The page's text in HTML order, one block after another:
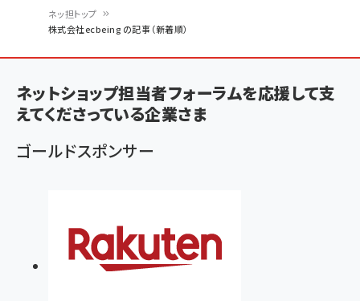
く
ず
ネッ担トップ
株式会社ecbeing の記事（新着順）
ネットショップ担当者フォーラムを応援して支
えてくださっている企業さま
ゴールドスポンサー